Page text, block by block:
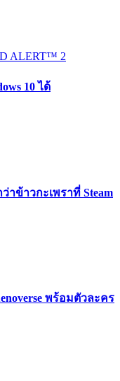
10 ได้
าข้าวกะเพราที่ Steam
พร้อมตัวละคร